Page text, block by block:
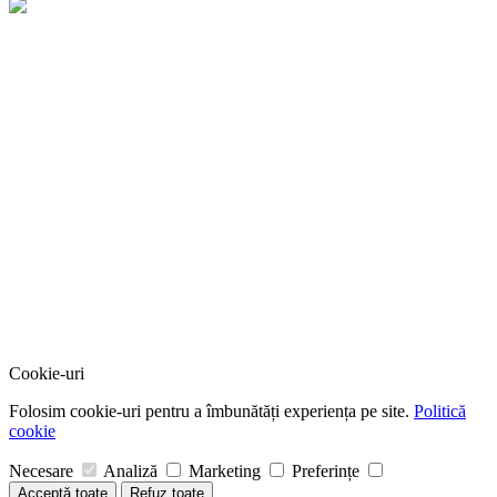
Cookie-uri
Folosim cookie-uri pentru a îmbunătăți experiența pe site. Politică
cookie
Necesare Analiză Marketing Preferințe
Acceptă toate
Refuz toate